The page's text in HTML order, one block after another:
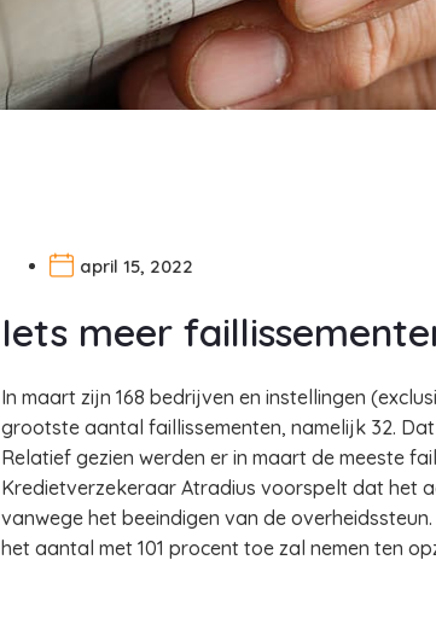
april 15, 2022
Iets meer
In maart zijn 168 bedrijven en instellingen
grootste aantal faillissementen, namelijk 32.
Relatief gezien werden er in maart de meeste
Kredietverzekeraar Atradius voorspelt dat het
vanwege het beeindigen van de
het aantal met 101 procent toe zal nemen ten